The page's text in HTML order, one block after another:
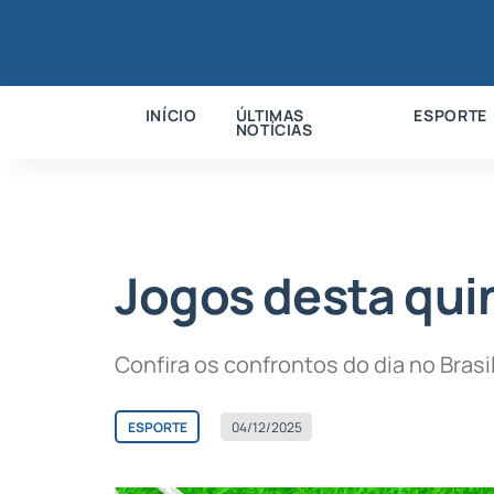
INÍCIO ÚLTIMAS
NOTÍCIAS
ESPORTE
Jogos desta
Confira os confrontos do dia no
ESPORTE 04/12/2025